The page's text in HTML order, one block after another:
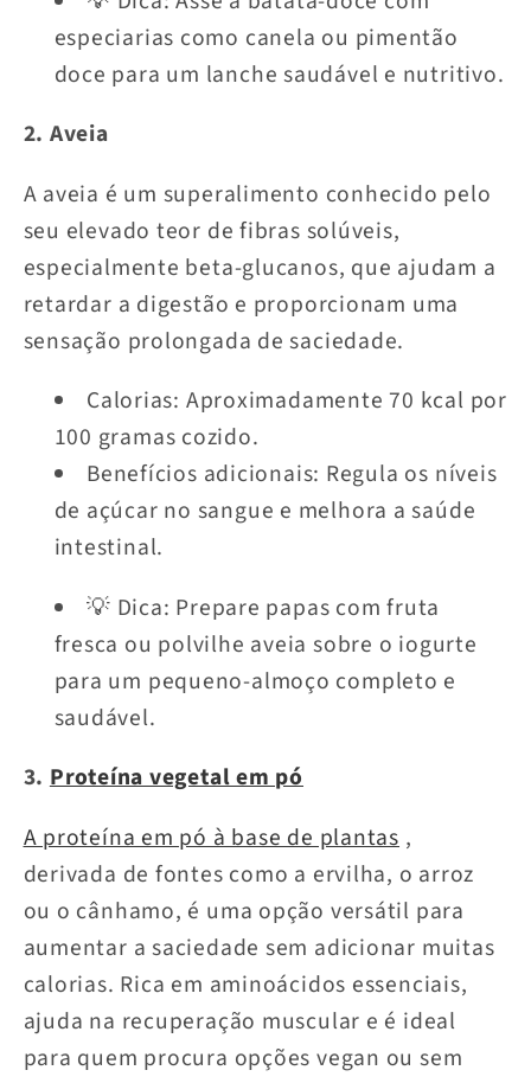
especiarias como canela ou pimentão
doce para um lanche saudável e nutritivo.
2. Aveia
A aveia é um superalimento conhecido pelo
seu elevado teor de fibras solúveis,
especialmente beta-glucanos, que ajudam a
retardar a digestão e proporcionam uma
sensação prolongada de saciedade.
Calorias: Aproximadamente 70 kcal por
100 gramas cozido.
Benefícios adicionais: Regula os níveis
de açúcar no sangue e melhora a saúde
intestinal.
💡 Dica: Prepare papas com fruta
fresca ou polvilhe aveia sobre o iogurte
para um pequeno-almoço completo e
saudável.
3.Proteína vegetal em pó
A proteína em pó à base de plantas ,
derivada de fontes como a ervilha, o arroz
ou o cânhamo, é uma opção versátil para
aumentar a saciedade sem adicionar muitas
calorias. Rica em aminoácidos essenciais,
ajuda na recuperação muscular e é ideal
para quem procura opções vegan ou sem